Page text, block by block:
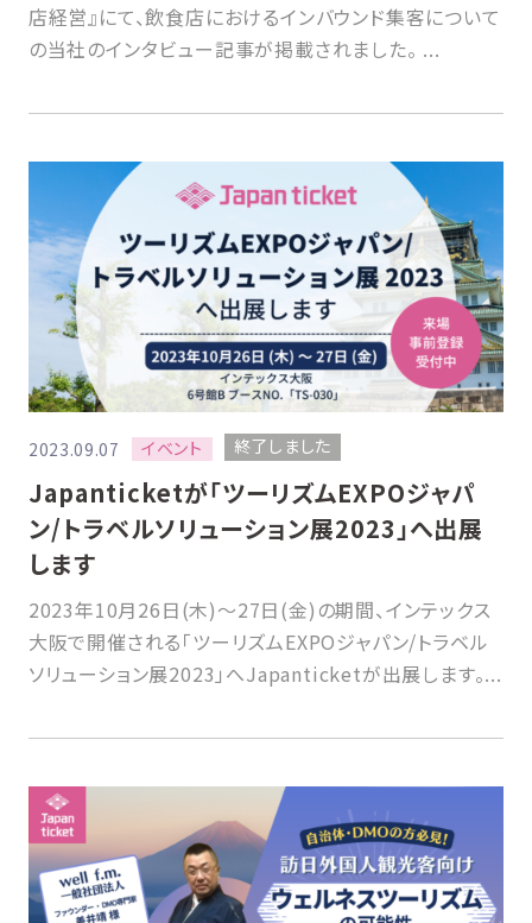
店経営』にて、飲食店におけるインバウンド集客について
の当社のインタビュー記事が掲載されました。 ...
2023.09.07 イベント 終了しました
Japanticketが「ツーリズムEXPOジャパ
ン/トラベルソリューション展2023」へ出展
します
2023年10月26日(木)～27日(金)の期間、インテックス
大阪で開催される「ツーリズムEXPOジャパン/トラベル
ソリューション展2023」へJapanticketが出展します。...